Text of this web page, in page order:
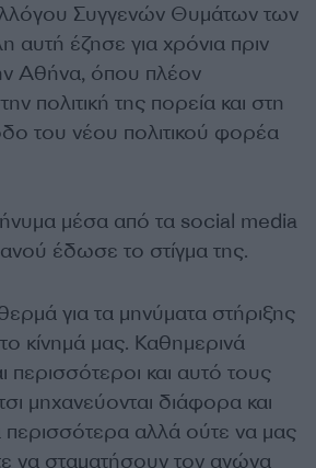
Συγγενών Θυμάτων των
αυτή έζησε για χρόνια πριν
Αθήνα, όπου πλέον
πολιτική της πορεία και στη
του νέου πολιτικού φορέα
μέσα από τα social media
έδωσε το στίγμα της.
για τα μηνύματα στήριξης
κίνημά μας. Καθημερινά
περισσότεροι και αυτό τους
μηχανεύονται διάφορα και
αλλά ούτε να μας
να σταματήσουν τον αγώνα